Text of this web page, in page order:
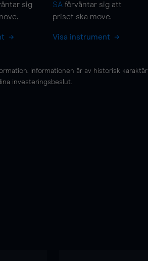
sig
.
SA förväntar sig att
priset ska move.
Visa instrument
Informationen är av historisk karaktär
investeringsbeslut.